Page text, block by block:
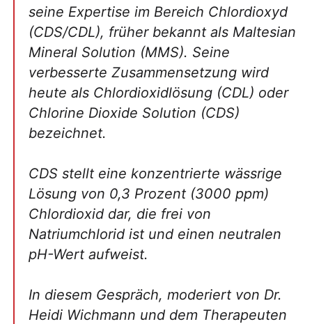
seine Expertise im Bereich Chlordioxyd
(CDS/CDL), früher bekannt als Maltesian
Mineral Solution (MMS). Seine
verbesserte Zusammensetzung wird
heute als Chlordioxidlösung (CDL) oder
Chlorine Dioxide Solution (CDS)
bezeichnet.
CDS stellt eine konzentrierte wässrige
Lösung von 0,3 Prozent (3000 ppm)
Chlordioxid dar, die frei von
Natriumchlorid ist und einen neutralen
pH-Wert aufweist.
In diesem Gespräch, moderiert von Dr.
Heidi Wichmann und dem Therapeuten